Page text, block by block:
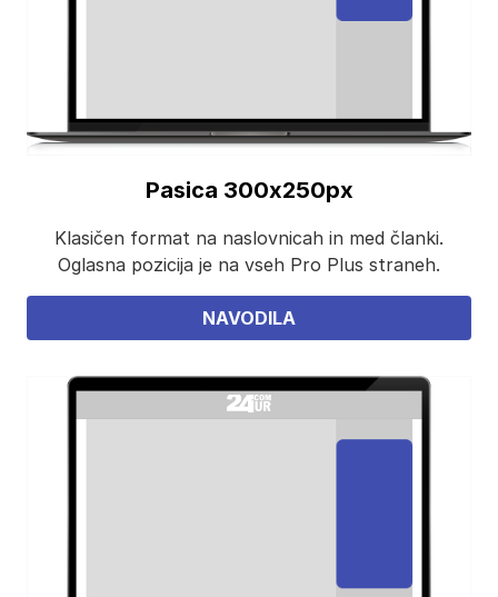
Pasica 300x250px
Klasičen format na naslovnicah in med članki.
Oglasna pozicija je na vseh Pro Plus straneh.
NAVODILA